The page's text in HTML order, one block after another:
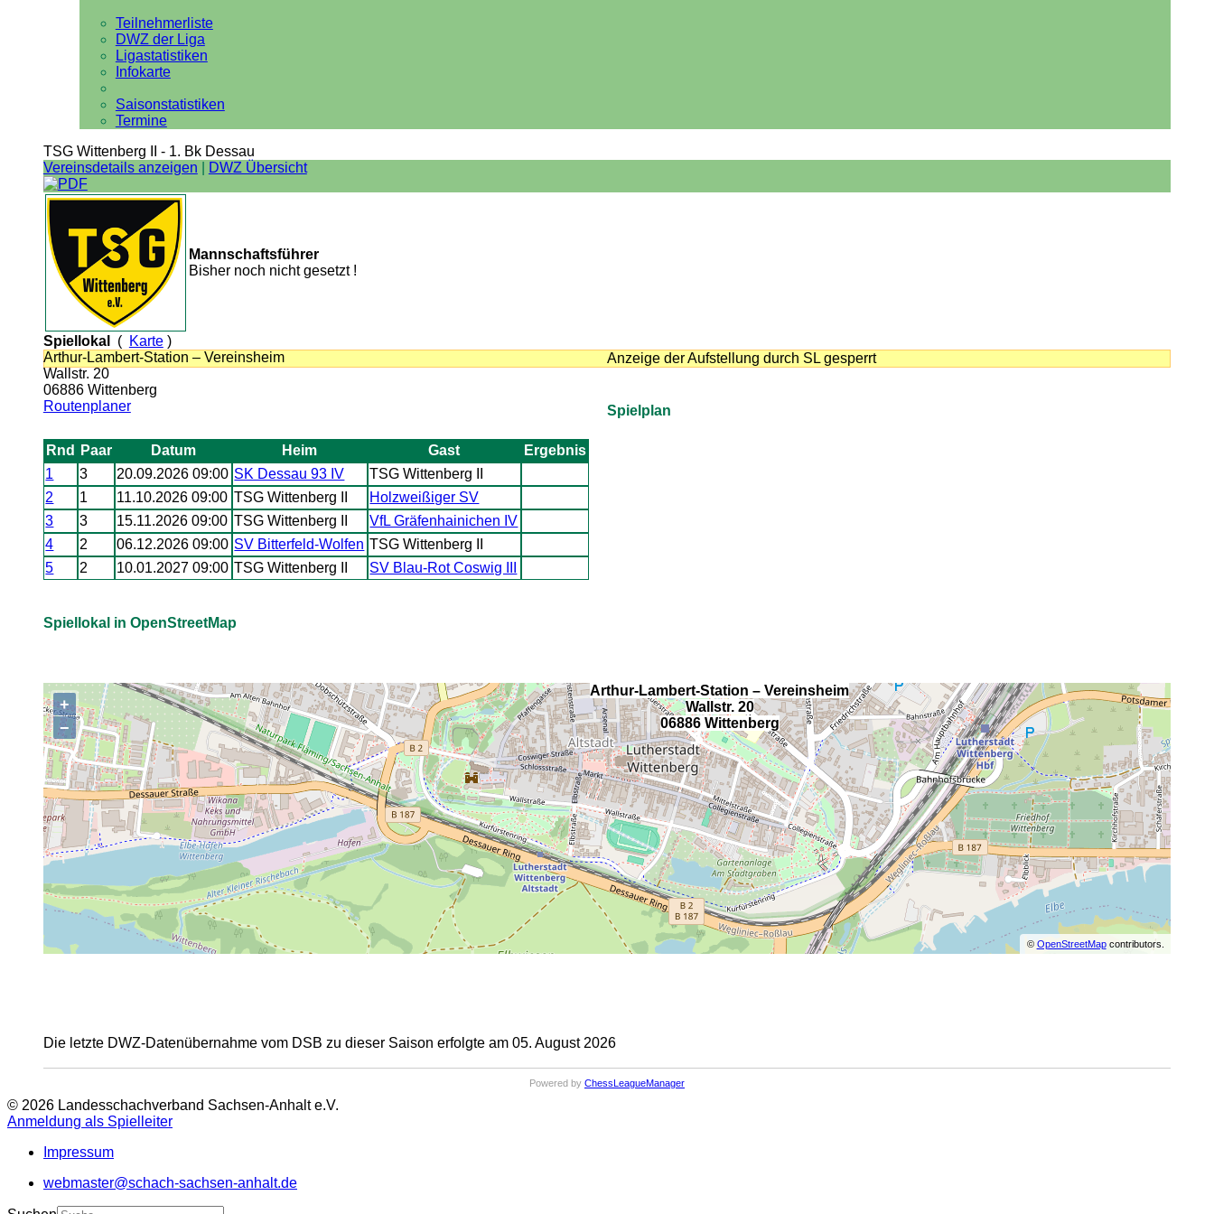
Teilnehmerliste
DWZ der Liga
Ligastatistiken
Infokarte
Saisonstatistiken
Termine
TSG Wittenberg II - 1. Bk Dessau
Vereinsdetails anzeigen
DWZ Übersicht
Mannschaftsführer
Bisher noch nicht gesetzt !
Spiellokal ( Karte)
Arthur-Lambert-Station – Vereinsheim
Wallstr. 20
06886 Wittenberg
Routenplaner
Anzeige der Aufstellung durch SL gesperrt
Spielplan
Rnd Paar Datum Heim Gast
Ergebnis
1
3 20.09.2026 09:00 SK Dessau 93 IV
TSG Wittenberg II
2
1 11.10.2026 09:00 TSG Wittenberg II
Holzweißiger SV
3
3 15.11.2026 09:00 TSG Wittenberg II
VfL Gräfenhainichen IV
4
2 06.12.2026 09:00 SV Bitterfeld-Wolfen TSG Wittenberg II
5
2 10.01.2027 09:00 TSG Wittenberg II SV Blau-Rot Coswig III
Spiellokal in OpenStreetMap
+
−
© OpenStreetMapcontributors.
Arthur-Lambert-Station – Vereinsheim
Wallstr. 20
06886 Wittenberg
,
Die letzte DWZ-Datenübernahme vom DSB zu dieser Saison erfolgte am 05. August 2026
Powered by ChessLeagueManager
© 2026 Landesschachverband Sachsen-Anhalt e.V.
Anmeldung als Spielleiter
Impressum
webmaster@schach-sachsen-anhalt.de